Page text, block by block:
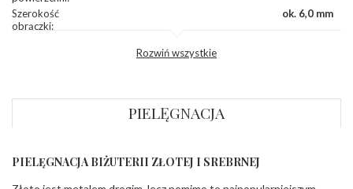
Szerokość
obrączki:
ok. 6,0 mm
INNE PARAMETRY
Rozwiń wszystkie
PIELĘGNACJA
PIELĘGNACJA BIŻUTERII ZŁOTEJ I SREBRNEJ